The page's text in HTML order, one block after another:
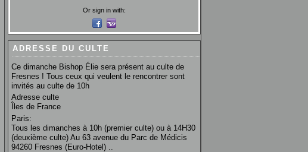
Or sign in with:
ADRESSE DU CULTE
Ce dimanche Bishop Élie sera présent au culte de
Fresnes ! Tous ceux qui veulent le rencontrer sont
invités au culte de 10h
Adresse culte
Îles de France
Paris:
Tous les dimanches à 10h (premier culte) ou à 14H30
(deuxième culte) Au 63 avenue du Parc de Médicis
94260 Fresnes (Euro-Hotel) ..